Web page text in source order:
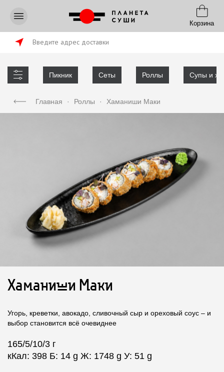
Корзина
Введите адрес доставки
Пикник Сеты Роллы Супы и
Главная · Роллы · Хаманиши Маки
Хаманиши Маки
Угорь, креветки, авокадо, сливочный сыр и ореховый соус – и
выбор становится всё очевиднее
165/5/10/3 г
кКал: 398 Б: 14 g Ж: 1748 g У: 51 g